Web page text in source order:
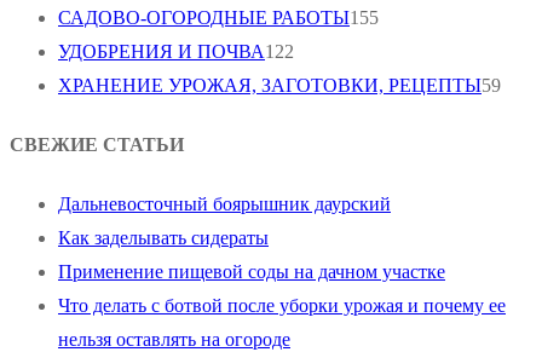
САДОВО-ОГОРОДНЫЕ РАБОТЫ155
УДОБРЕНИЯ И ПОЧВА122
ХРАНЕНИЕ УРОЖАЯ, ЗАГОТОВКИ, РЕЦЕПТЫ59
СВЕЖИЕ СТАТЬИ
Дальневосточный боярышник даурский
Как заделывать сидераты
Применение пищевой соды на дачном участке
Что делать с ботвой после уборки урожая и почему ее
нельзя оставлять на огороде